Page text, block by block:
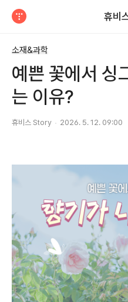
휴비
소재&과학
예쁜 꽃에서 싱
는 이유?
휴비스 Story 2026. 5. 12. 09:00